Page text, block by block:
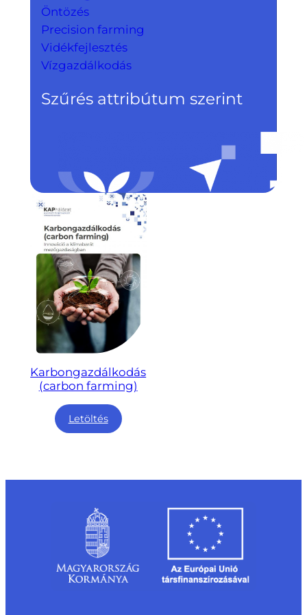
Öntözés
Precision farming
Vidékfejlesztés
Vízgazdálkodás
Szűrés attribútum szerint
Karbongazdálkodás
(carbon farming)
Letöltés